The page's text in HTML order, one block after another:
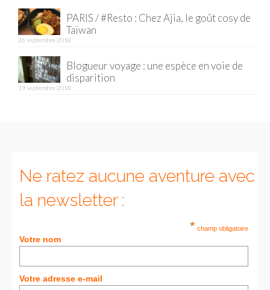
Berlin
Munich
Danemark
Copenhague
Royaume-Uni
GUIDES FOOD
– Berlin
– Munich
PARIS / #Resto : Chez Ajia, le goût cosy de
Taïwan
26 septembre 2018
Blogueur voyage : une espèce en voie de
disparition
19 septembre 2018
Ne ratez aucune aventure avec
la newsletter :
* champ obligatoire
Votre nom
Votre adresse e-mail